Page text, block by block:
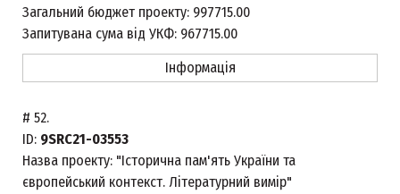
Загальний бюджет проекту: 997715.00
Запитувана сума від УКФ: 967715.00
Інформація
# 52.
ID: 9SRC21-03553
Назва проекту: "Історична пам'ять України та
європейський контекст. Літературний вимір"